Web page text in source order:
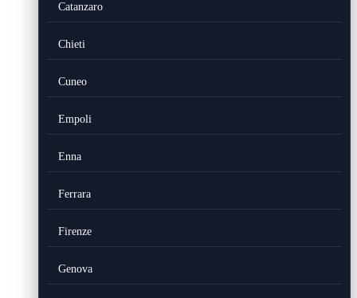
Catanzaro
Chieti
Cuneo
Empoli
Enna
Ferrara
Firenze
Genova